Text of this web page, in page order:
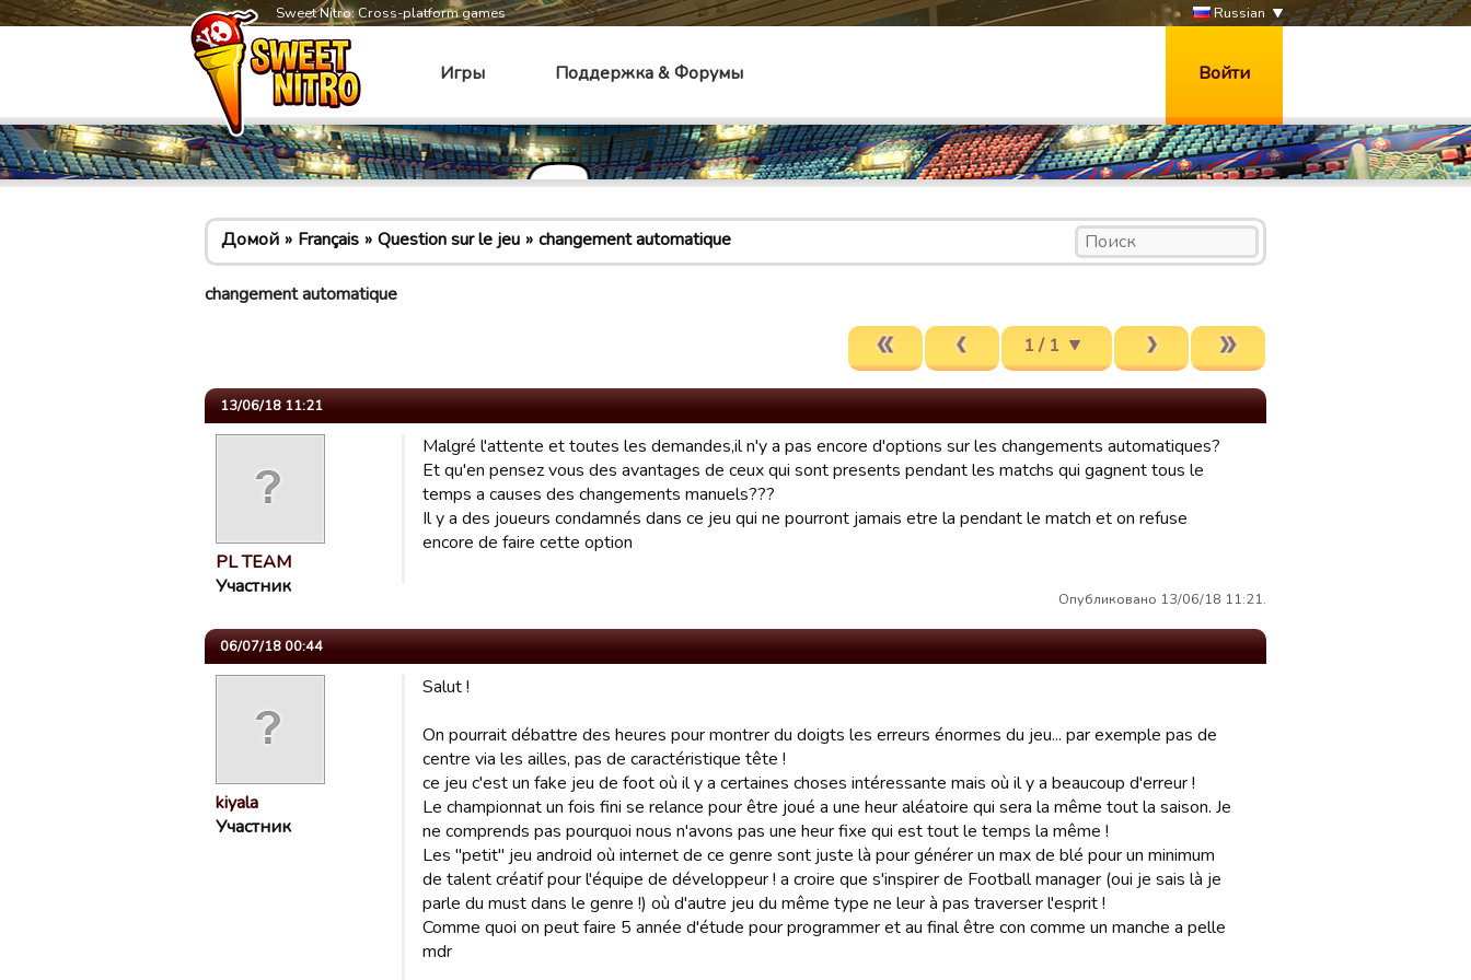
Sweet Nitro: Cross-platform games Russian
Игры Поддержка & Форумы Войти
Домой Français Question sur le jeu changement automatique
changement automatique
1 / 1
13/06/18 11:21
PL TEAM
Участник
Malgré l'attente et toutes les demandes,il n'y a pas encore d'options sur les changements automatiques?
Et qu'en pensez vous des avantages de ceux qui sont presents pendant les matchs qui gagnent tous le
temps a causes des changements manuels???
Il y a des joueurs condamnés dans ce jeu qui ne pourront jamais etre la pendant le match et on refuse
encore de faire cette option
Опубликовано 13/06/18 11:21.
06/07/18 00:44
kiyala
Участник
Salut !
On pourrait débattre des heures pour montrer du doigts les erreurs énormes du jeu... par exemple pas de
centre via les ailles, pas de caractéristique tête !
ce jeu c'est un fake jeu de foot où il y a certaines choses intéressante mais où il y a beaucoup d'erreur !
Le championnat un fois fini se relance pour être joué a une heur aléatoire qui sera la même tout la saison. Je
ne comprends pas pourquoi nous n'avons pas une heur fixe qui est tout le temps la même !
Les "petit" jeu android où internet de ce genre sont juste là pour générer un max de blé pour un minimum
de talent créatif pour l'équipe de développeur ! a croire que s'inspirer de Football manager (oui je sais là je
parle du must dans le genre !) où d'autre jeu du même type ne leur à pas traverser l'esprit !
Comme quoi on peut faire 5 année d'étude pour programmer et au final être con comme un manche a pelle
mdr